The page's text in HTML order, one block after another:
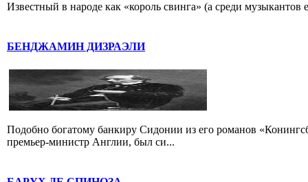
Известный в народе как «король свинга» (а среди
БЕНДЖАМИН ДИЗРАЭЛИ
Подобно богатому банкиру Сидонии из его романов
премьер-министр Англии, был си...